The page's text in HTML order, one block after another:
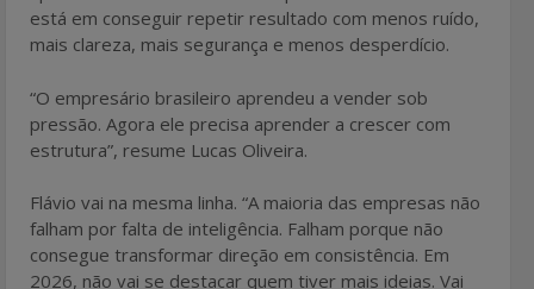
está em conseguir repetir resultado com menos ruído,
mais clareza, mais segurança e menos desperdício.
“O empresário brasileiro aprendeu a vender sob
pressão. Agora ele precisa aprender a crescer com
estrutura”, resume Lucas Oliveira.
Flávio vai na mesma linha. “A maioria das empresas não
falham por falta de inteligência. Falham porque não
consegue transformar direção em consistência. Em
2026, não vai se destacar quem tiver mais ideias. Vai